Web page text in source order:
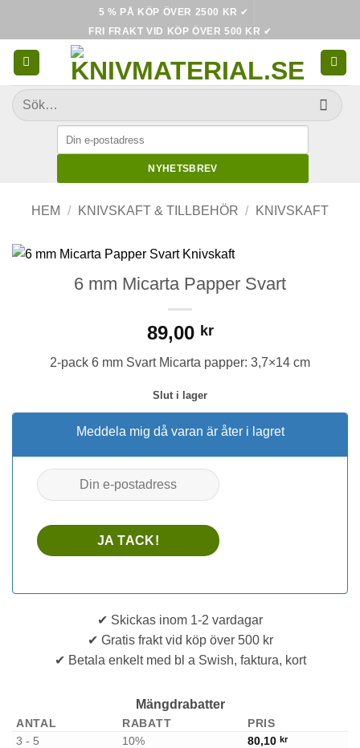
content
5 % PÅ KÖP ÖVER 2500 KR ✔
FRI FRAKT VID KÖP ÖVER 500 KR ✔
Sök
efter:
NYHETSBREV
HEM / KNIVSKAFT & TILLBEHÖR / KNIVSKAFT
6 mm Micarta Papper Svart
89,00 kr
2-pack 6 mm Svart Micarta papper: 3,7×14 cm
Slut i lager
Meddela mig då varan är åter i lagret
✔ Skickas inom 1-2 vardagar
✔ Gratis frakt vid köp över 500 kr
✔ Betala enkelt med bl a Swish, faktura, kort
Mängdrabatter
ANTAL RABATT
PRIS
3 - 5
10% 80,10 kr